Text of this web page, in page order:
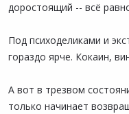
доростоящий -- всё
Под психоделиками и
гораздо ярче. Кокаин,
А вот в трезвом
только начинает